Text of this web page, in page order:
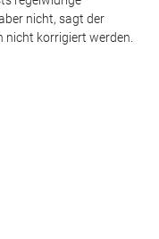
nicht, sagt der
nicht korrigiert werden.